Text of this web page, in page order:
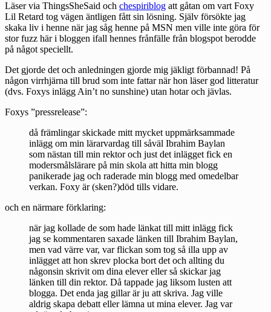
Läser via ThingsSheSaid och chespiriblog att gåtan om vart Foxy
Lil Retard tog vägen äntligen fått sin lösning. Själv försökte jag
skaka liv i henne när jag såg henne på MSN men ville inte göra för
stor fuzz här i bloggen ifall hennes frånfälle från blogspot berodde
på något speciellt.
Det gjorde det och anledningen gjorde mig jäkligt förbannad! På
någon virrhjärna till brud som inte fattar när hon läser god litteratur
(dvs. Foxys inlägg Ain’t no sunshine) utan hotar och jävlas.
Foxys ”pressrelease”:
då främlingar skickade mitt mycket uppmärksammade
inlägg om min lärarvardag till såväl Ibrahim Baylan
som nästan till min rektor och just det inlägget fick en
modersmålslärare på min skola att hitta min blogg
panikerade jag och raderade min blogg med omedelbar
verkan. Foxy är (sken?)död tills vidare.
och en närmare förklaring:
när jag kollade de som hade länkat till mitt inlägg fick
jag se kommentaren saxade länken till Ibrahim Baylan,
men vad värre var, var flickan som tog så illa upp av
inlägget att hon skrev plocka bort det och allting du
någonsin skrivit om dina elever eller så skickar jag
länken till din rektor. Då tappade jag liksom lusten att
blogga. Det enda jag gillar är ju att skriva. Jag ville
aldrig skapa debatt eller lämna ut mina elever. Jag var